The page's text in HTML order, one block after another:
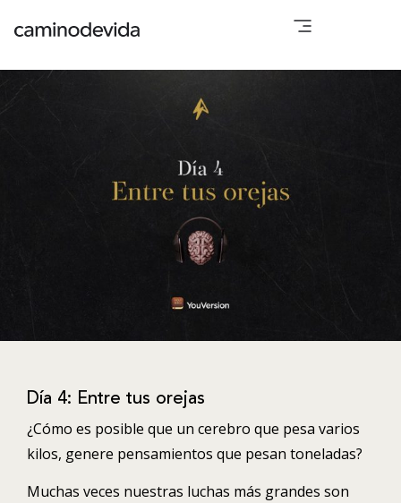
Día 4: Entre tus orejas
¿Cómo es posible que un cerebro que pesa varios
kilos, genere pensamientos que pesan toneladas?
Muchas veces nuestras luchas más grandes son